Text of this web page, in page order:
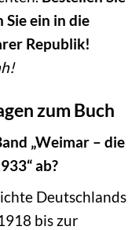
ein in die
Republik!
zum Buch
„Weimar – die
ab?
Deutschlands
bis zur